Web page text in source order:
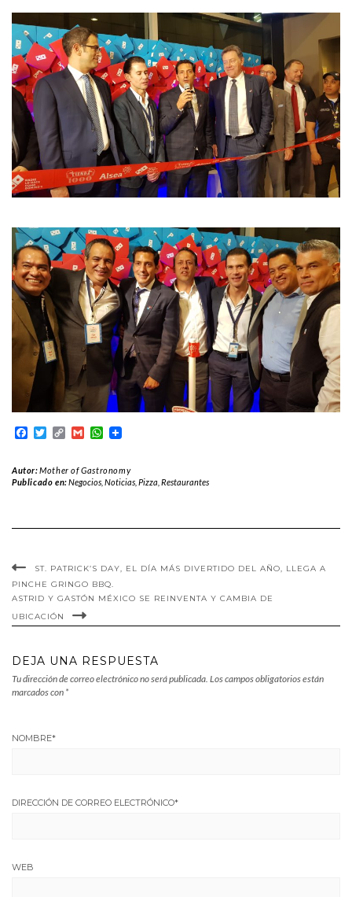
Facebook
TwitterCopyGmailWhatsApp
Autor:Mother of Gastronomy
Publicado en:Negocios ,Noticias ,Pizza ,Restaurantes
ST. PATRICK’S DAY, EL DÍA MÁS DIVERTIDO DEL AÑO, LLEGA A
PINCHE GRINGO BBQ.
ASTRID Y GASTÓN MÉXICO SE REINVENTA Y CAMBIA DE
UBICACIÓN
DEJA UNA RESPUESTA
Tu dirección de correo electrónico no será publicada. Los campos obligatorios están
marcados con *
NOMBRE*
DIRECCIÓN DE CORREO ELECTRÓNICO*
WEB